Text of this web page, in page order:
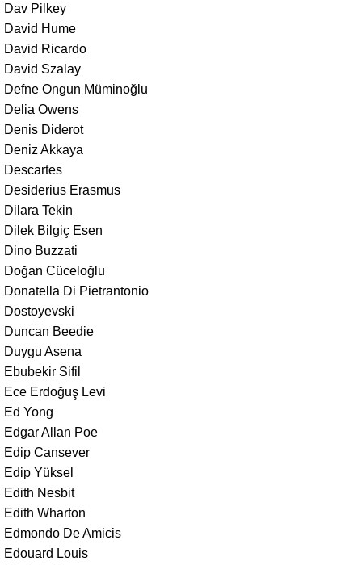
Dav Pilkey
David Hume
David Ricardo
David Szalay
Defne Ongun Müminoğlu
Delia Owens
Denis Diderot
Deniz Akkaya
Descartes
Desiderius Erasmus
Dilara Tekin
Dilek Bilgiç Esen
Dino Buzzati
Doğan Cüceloğlu
Donatella Di Pietrantonio
Dostoyevski
Duncan Beedie
Duygu Asena
Ebubekir Sifil
Ece Erdoğuş Levi
Ed Yong
Edgar Allan Poe
Edip Cansever
Edip Yüksel
Edith Nesbit
Edith Wharton
Edmondo De Amicis
Edouard Louis